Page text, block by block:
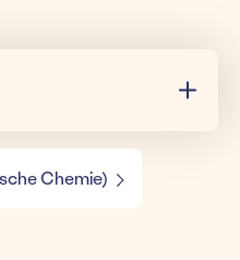
Chemie)